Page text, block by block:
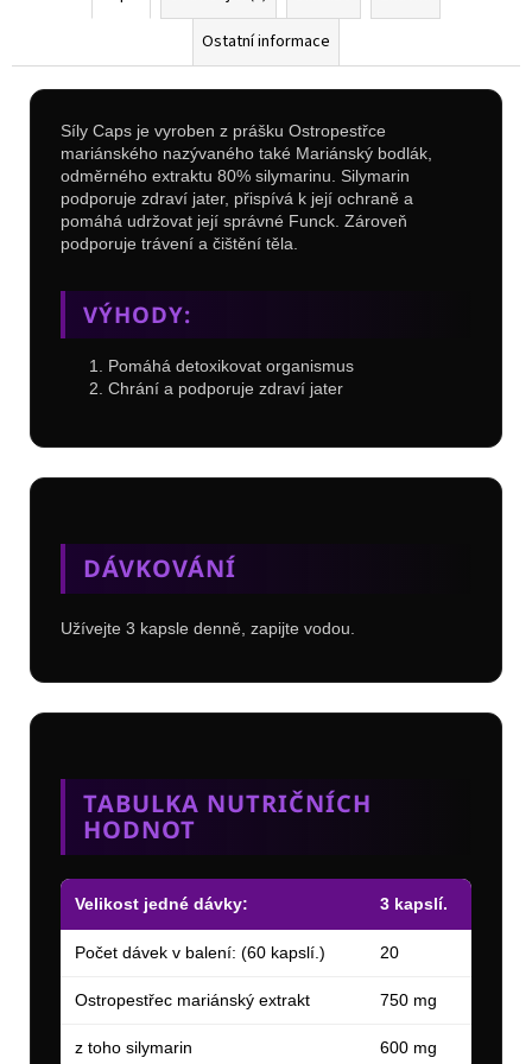
Ostatní informace
Síly Caps je vyroben z prášku Ostropestřce
mariánského nazývaného také Mariánský bodlák,
odměrného extraktu 80% silymarinu. Silymarin
podporuje zdraví jater, přispívá k její ochraně a
pomáhá udržovat její správné Funck. Zároveň
podporuje trávení a čištění těla.
VÝHODY:
Pomáhá detoxikovat organismus
Chrání a podporuje zdraví jater
DÁVKOVÁNÍ
Užívejte 3 kapsle denně, zapijte vodou.
TABULKA NUTRIČNÍCH
HODNOT
Velikost jedné dávky: 3 kapslí.
Počet dávek v balení: (60 kapslí.) 20
Ostropestřec mariánský extrakt 750 mg
z toho silymarin 600 mg